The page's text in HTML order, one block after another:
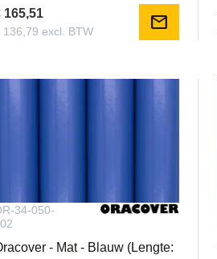
165,51
136,79 excl. BTW mail
34-050-
- Mat - Blauw (Lengte: